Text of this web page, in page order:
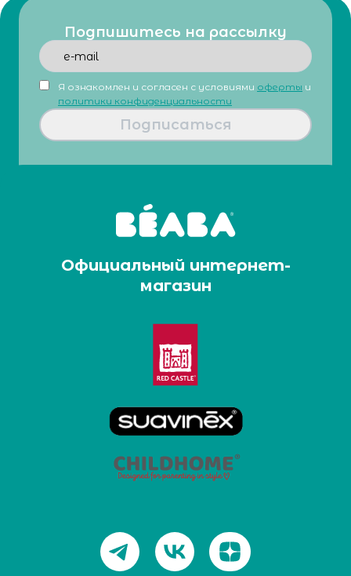
Подпишитесь на рассылку
Я ознакомлен и согласен с условиями оферты и
политики конфиденциальности
Подписаться
Официальный интернет-
магазин